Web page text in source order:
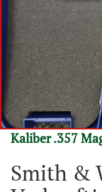
Kaliber .357
Smith &